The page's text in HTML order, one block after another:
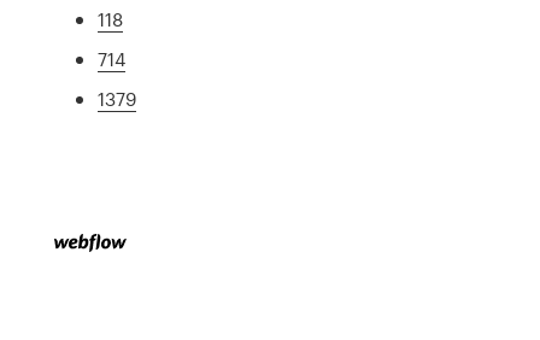
118
714
1379